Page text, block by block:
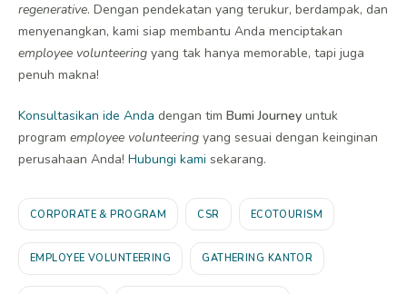
regenerative. Dengan pendekatan yang terukur, berdampak, dan
menyenangkan, kami siap membantu Anda menciptakan
employee volunteering yang tak hanya memorable, tapi juga
penuh makna!
Konsultasikan ide Anda dengan tim Bumi Journey untuk
program employee volunteering yang sesuai dengan keinginan
perusahaan Anda! Hubungi kami sekarang.
CORPORATE & PROGRAM CSR ECOTOURISM
EMPLOYEE VOLUNTEERING GATHERING KANTOR